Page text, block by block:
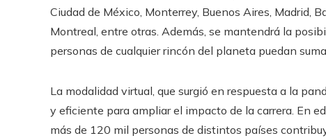
Ciudad de México, Monterrey, Buenos Aires, Madrid,
Montreal, entre otras. Además, se mantendrá la
personas de cualquier rincón del planeta puedan
La modalidad virtual, que surgió en respuesta a la
y eficiente para ampliar el impacto de la carrera. En
más de 120 mil personas de distintos países